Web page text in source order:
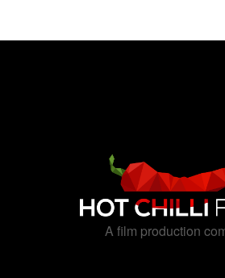
A film production